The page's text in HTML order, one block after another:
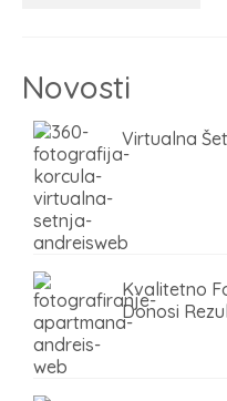
Novosti
Virtualna
Kvalitetno
Donosi